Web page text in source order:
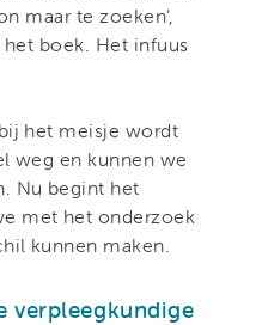
maar te zoeken’,
boek. Het infuus
het meisje wordt
weg en kunnen we
Nu begint het
met het onderzoek
kunnen maken.
verpleegkundige